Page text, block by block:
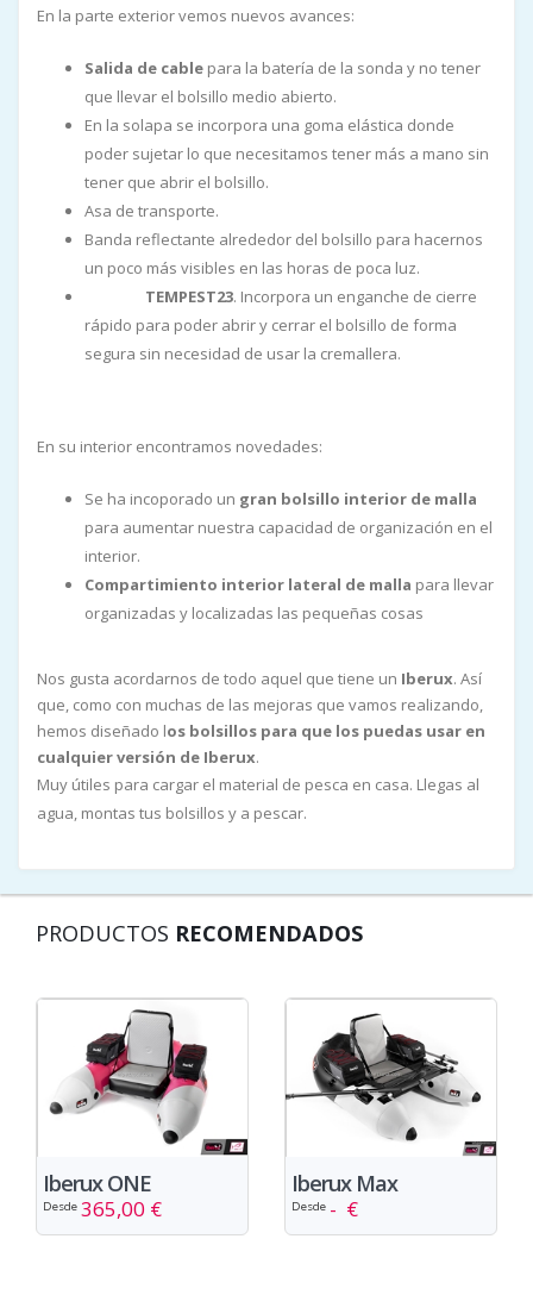
En la parte exterior vemos nuevos avances:
Salida de cable para la batería de la sonda y no tener
que llevar el bolsillo medio abierto.
En la solapa se incorpora una goma elástica donde
poder sujetar lo que necesitamos tener más a mano sin
tener que abrir el bolsillo.
Asa de transporte.
Banda reflectante alrededor del bolsillo para hacernos
un poco más visibles en las horas de poca luz.
TEMPEST23. Incorpora un enganche de cierre
rápido para poder abrir y cerrar el bolsillo de forma
segura sin necesidad de usar la cremallera.
En su interior encontramos novedades:
Se ha incoporado un gran bolsillo interior de malla
para aumentar nuestra capacidad de organización en el
interior.
Compartimiento interior lateral de malla para llevar
organizadas y localizadas las pequeñas cosas
Nos gusta acordarnos de todo aquel que tiene un Iberux. Así
que, como con muchas de las mejoras que vamos realizando,
hemos diseñado los bolsillos para que los puedas usar en
cualquier versión de Iberux.
Muy útiles para cargar el material de pesca en casa. Llegas al
agua, montas tus bolsillos y a pescar.
PRODUCTOS RECOMENDADOS
Iberux ONE
Desde 365,00 €
Iberux Max
Desde - €